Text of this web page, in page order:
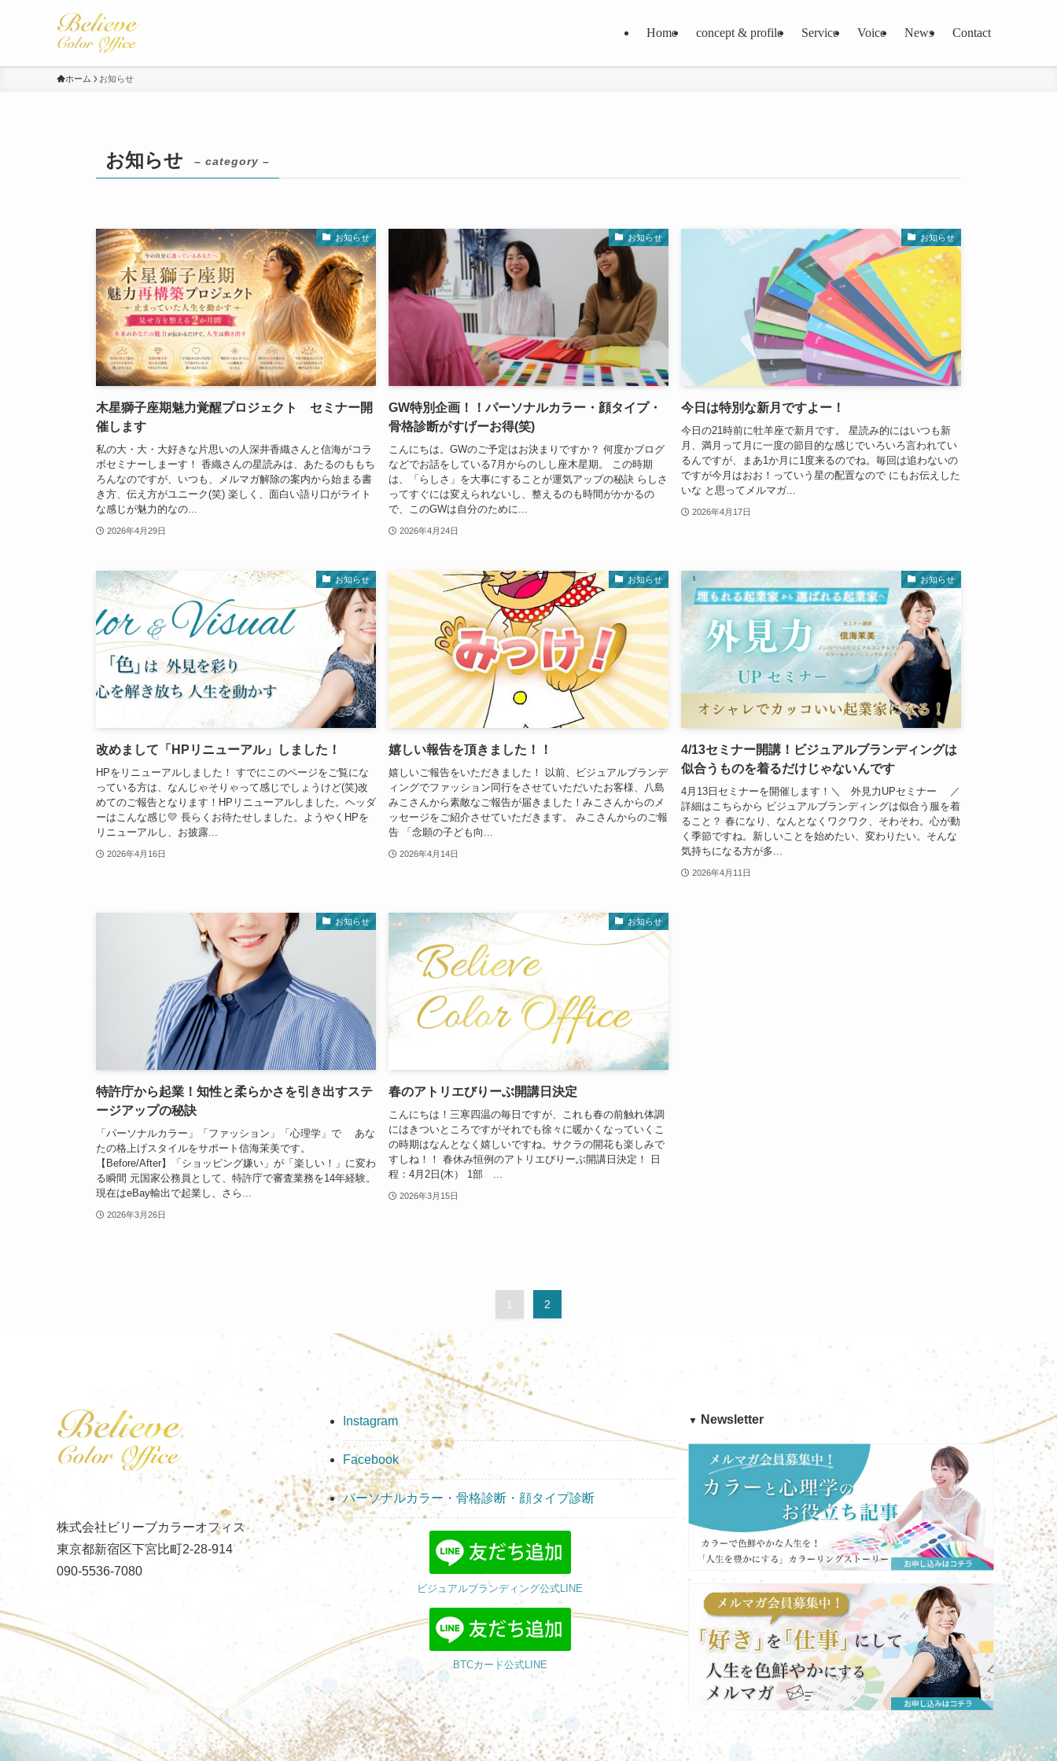
Home concept & profile Service Voice News Contact
ホーム お知らせ
お知らせ – category –
お知らせ
木星獅子座期魅力覚醒プロジェクト セミナー開
催します
私の大・大・大好きな片思いの人深井香織さんと信海がコラ
ボセミナーしまーす！ 香織さんの星読みは、あたるのももち
ろんなのですが、いつも、メルマガ解除の案内から始まる書
き方、伝え方がユニーク(笑) 楽しく、面白い語り口がライト
な感じが魅力的なの...
2026年4月29日
お知らせ
GW特別企画！！パーソナルカラー・顔タイプ・
骨格診断がすげーお得(笑)
こんにちは。GWのご予定はお決まりですか？ 何度かブログ
などでお話をしている7月からのしし座木星期。 この時期
は、「らしさ」を大事にすることが運気アップの秘訣 らしさ
ってすぐには変えられないし、整えるのも時間がかかるの
で、このGWは自分のために...
2026年4月24日
お知らせ
今日は特別な新月ですよー！
今日の21時前に牡羊座で新月です。 星読み的にはいつも新
月、満月って月に一度の節目的な感じでいろいろ言われてい
るんですが、まあ1か月に1度来るのでね。毎回は追わないの
ですが今月はおお！っていう星の配置なので にもお伝えした
いな と思ってメルマガ...
2026年4月17日
お知らせ
改めまして「HPリニューアル」しました！
HPをリニューアルしました！ すでにこのページをご覧にな
っている方は、なんじゃそりゃって感じでしょうけど(笑)改
めてのご報告となります！HPリニューアルしました。ヘッダ
ーはこんな感じ💛 長らくお待たせしました。ようやくHPを
リニューアルし、お披露...
2026年4月16日
お知らせ
嬉しい報告を頂きました！！
嬉しいご報告をいただきました！ 以前、ビジュアルブランデ
ィングでファッション同行をさせていただいたお客様、八島
みこさんから素敵なご報告が届きました！みこさんからのメ
ッセージをご紹介させていただきます。 みこさんからのご報
告 「念願の子ども向...
2026年4月14日
お知らせ
4/13セミナー開講！ビジュアルブランディングは
似合うものを着るだけじゃないんです
4月13日セミナーを開催します！＼ 外見力UPセミナー ／
詳細はこちらから ビジュアルブランディングは似合う服を着
ること？ 春になり、なんとなくワクワク、そわそわ。心が動
く季節ですね。新しいことを始めたい、変わりたい。そんな
気持ちになる方が多...
2026年4月11日
お知らせ
特許庁から起業！知性と柔らかさを引き出すステ
ージアップの秘訣
「パーソナルカラー」「ファッション」「心理学」で あな
たの格上げスタイルをサポート信海茉美です。
【Before/After】「ショッピング嫌い」が「楽しい！」に変わ
る瞬間 元国家公務員として、特許庁で審査業務を14年経験。
現在はeBay輸出で起業し、さら...
2026年3月26日
お知らせ
春のアトリエびりーぶ開講日決定
こんにちは！三寒四温の毎日ですが、これも春の前触れ体調
にはきついところですがそれでも徐々に暖かくなっていくこ
の時期はなんとなく嬉しいですね。サクラの開花も楽しみで
すしね！！ 春休み恒例のアトリエびりーぶ開講日決定！ 日
程：4月2日(木） 1部 ...
2026年3月15日
1 2
株式会社ビリーブカラーオフィス
東京都新宿区下宮比町2-28-914
090-5536-7080
Instagram
Facebook
パーソナルカラー・骨格診断・顔タイプ診断
ビジュアルブランディング公式LINE
BTCカード公式LINE
▼ Newsletter